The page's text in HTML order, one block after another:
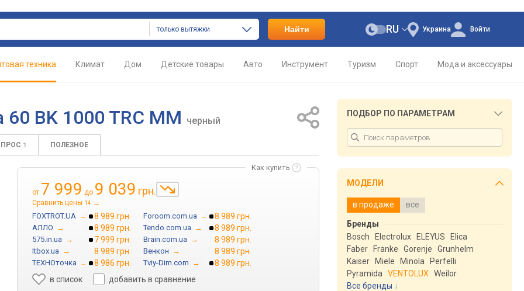
только вытяжки Найти Украина
RU Войти
техника Климат Дом Детские товары Авто Инструмент Туризм Спорт Мода и аксессуары
60 BK 1000 TRC MM черный
1 ПОЛЕЗНОЕ
Как купить
от 7 999 до 9 039 грн.
Сравнить цены 14 →
FOXTROT.UA → 8 989 грн. Foroom.com.ua → 8 989 грн.
АЛЛО → 8 989 грн. Tendo.com.ua → 8 989 грн.
575.in.ua → 7 999 грн. Brain.com.ua → 8 989 грн.
Itbox.ua → 8 989 грн. Венкон → 8 989 грн.
ТЕХНОточка → 8 986 грн. Tviy-Dim.com →
8 989 грн.
в список
добавить в сравнение
ПОДБОР ПО ПАРАМЕТРАМ
МОДЕЛИ
в продаже все
Бренды
Bosch
Electrolux ELEYUS
Elica
Faber
Franke Gorenje
Grunhelm
Kaiser
Miele Minola
Perfelli
Pyramida
VENTOLUX
Weilor
Все бренды